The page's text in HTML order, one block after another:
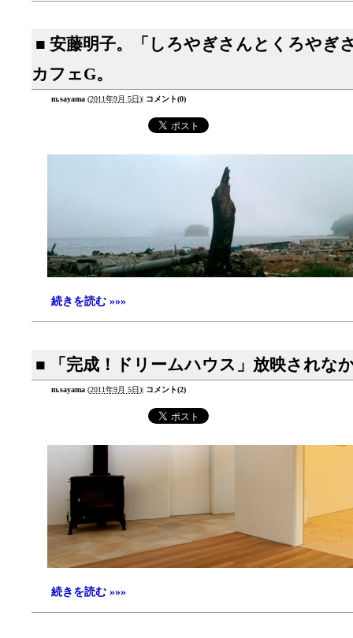
■ 安藤明子。「しろやぎさんとくろやぎ
カフェG。
m.sayama (2011年9月 5日)| コメント(0)
続きを読む »»»
■ 「完成！ドリームハウス」放映されな
m.sayama (2011年9月 5日)| コメント(2)
続きを読む »»»